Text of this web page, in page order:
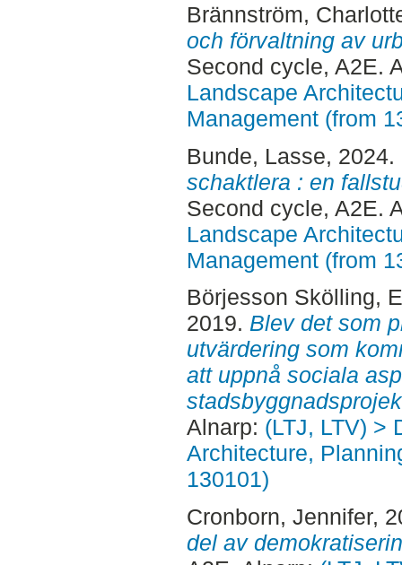
Brännström,
och förvaltning av
Second cycle, A2E.
Landscape
Management (from
Bunde, Lasse, 2024.
schaktlera : en
Second cycle, A2E.
Landscape
Management (from
Börjesson Skölling,
2019. Blev det som
utvärdering som
att uppnå sociala
Alnarp: (LTJ, LTV) >
Architecture,
130101)
Cronborn, Jennifer,
del av